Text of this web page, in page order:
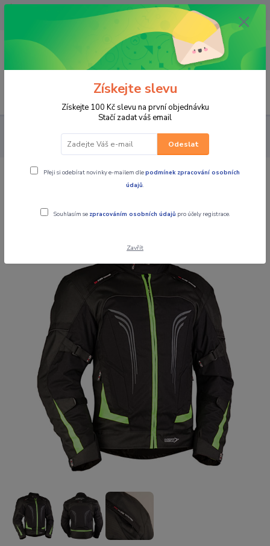
OPAVA 733537099/HLUČÍN
734541648/OLOMOUC 734593593
0,00 CZK
PRO JEZDCE BUNDY
MBW Pánská textilní moto bunda
MBW Pánská textilní moto bunda
Získejte slevu
Získejte 100 Kč slevu na první objednávku
Stačí zadat váš email
Odeslat
Přeji si odebírat novinky e-mailem dlepodmínek zpracování osobních
údajů.
Souhlasím se zpracováním osobních údajů pro účely registrace.
Zavřít